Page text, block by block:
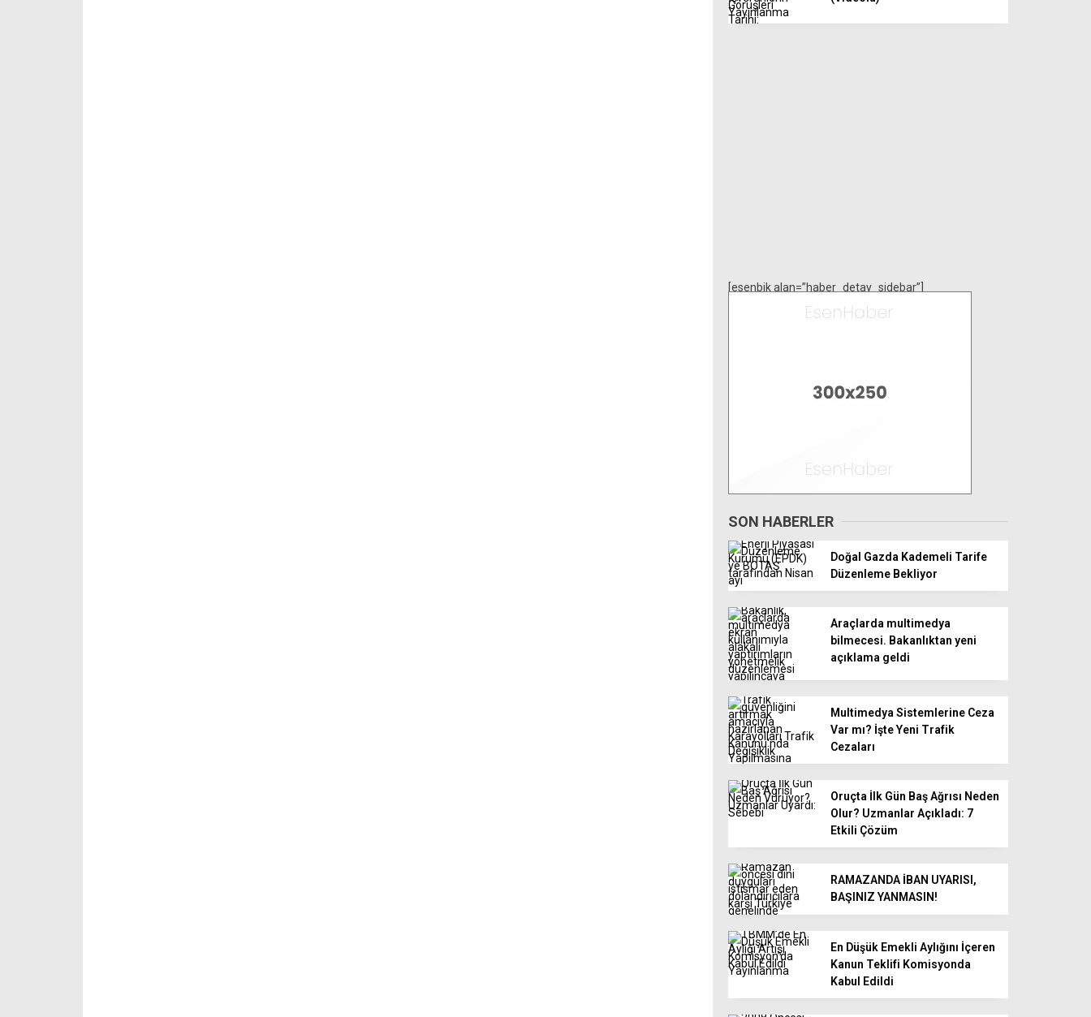
[esenbik alan=”haber_detay_sidebar”]
SON HABERLER
Doğal Gazda Kademeli Tarife
Düzenleme Bekliyor
Araçlarda multimedya
bilmecesi. Bakanlıktan yeni
açıklama geldi
Multimedya Sistemlerine Ceza
Var mı? İşte Yeni Trafik
Cezaları
Oruçta İlk Gün Baş Ağrısı Neden
Olur? Uzmanlar Açıkladı: 7
Etkili Çözüm
RAMAZANDA İBAN UYARISI,
BAŞINIZ YANMASIN!
En Düşük Emekli Aylığını İçeren
Kanun Teklifi Komisyonda
Kabul Edildi